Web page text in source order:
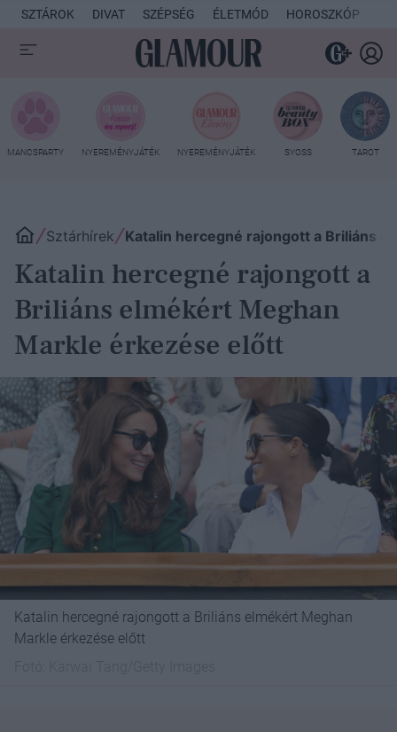
SZTÁROK DIVAT SZÉPSÉG ÉLETMÓD HOROSZKÓP
MANCSPARTY NYEREMÉNYJÁTÉK NYEREMÉNYJÁTÉK SYOSS TAROT
Sztárhírek Katalin hercegné rajongott a Briliáns
Katalin hercegné rajongott a
Briliáns elmékért Meghan
Markle érkezése előtt
Katalin hercegné rajongott a Briliáns elmékért Meghan
Markle érkezése előtt